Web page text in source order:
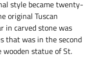
style became twenty-
original Tuscan
in carved stone was
that was in the second
statue of St.